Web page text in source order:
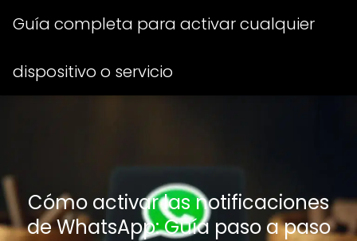
Guía completa para activar cualquier
dispositivo o servicio
Cómo activar las notificaciones
de WhatsApp: Guía paso a paso